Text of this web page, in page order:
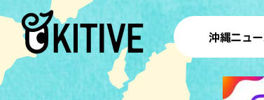
沖縄ニュー